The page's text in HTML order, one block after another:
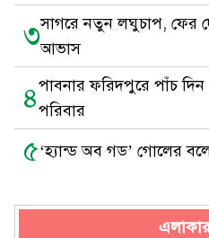
৩সাগরে নতুন লঘুচাপ, ফের
আভাস
৪পাবনার ফরিদপুরে পাঁচ দিন
পরিবার
৫‘হ্যান্ড অব গড’ গোলের